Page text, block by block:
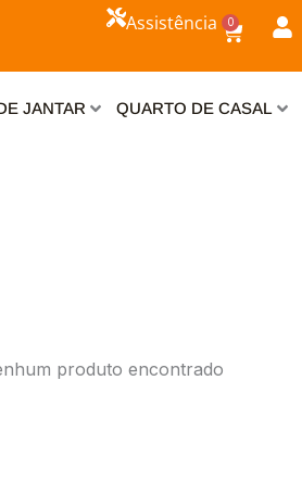
Assistência 0
Carrinho
JANTAR QUARTO DE CASAL
produto encontrado